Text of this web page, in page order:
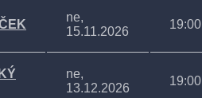
ne,
15.11.2026
19:00
ne,
13.12.2026
19:00